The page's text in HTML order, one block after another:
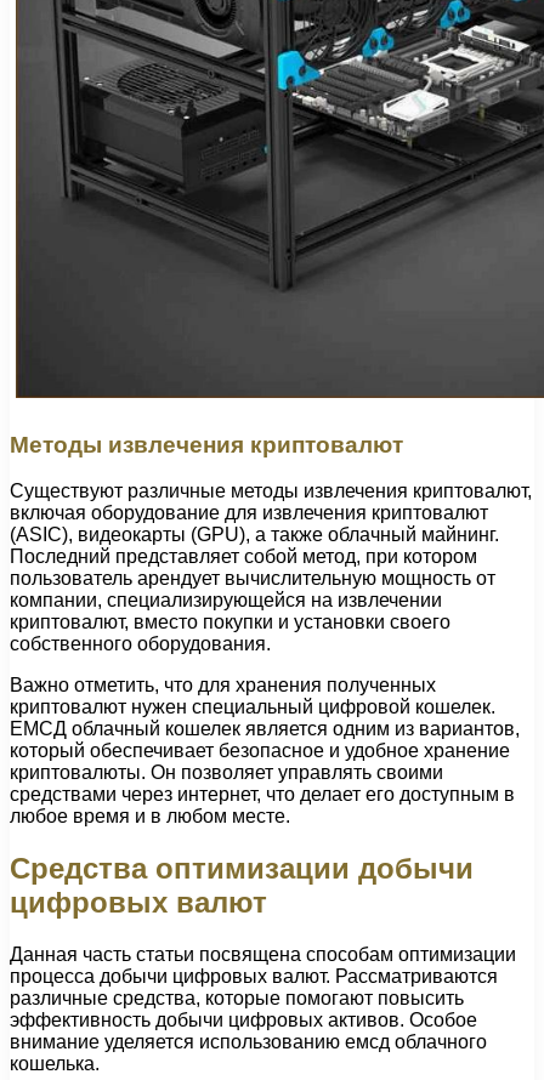
Методы извлечения криптовалют
Существуют различные методы извлечения криптовалют,
включая оборудование для извлечения криптовалют
(ASIC), видеокарты (GPU), а также облачный майнинг.
Последний представляет собой метод, при котором
пользователь арендует вычислительную мощность от
компании, специализирующейся на извлечении
криптовалют, вместо покупки и установки своего
собственного оборудования.
Важно отметить, что для хранения полученных
криптовалют нужен специальный цифровой кошелек.
ЕМСД облачный кошелек является одним из вариантов,
который обеспечивает безопасное и удобное хранение
криптовалюты. Он позволяет управлять своими
средствами через интернет, что делает его доступным в
любое время и в любом месте.
Средства оптимизации добычи
цифровых валют
Данная часть статьи посвящена способам оптимизации
процесса добычи цифровых валют. Рассматриваются
различные средства, которые помогают повысить
эффективность добычи цифровых активов. Особое
внимание уделяется использованию емсд облачного
кошелька.